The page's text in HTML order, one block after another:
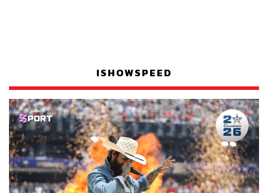
ISHOWSPEED